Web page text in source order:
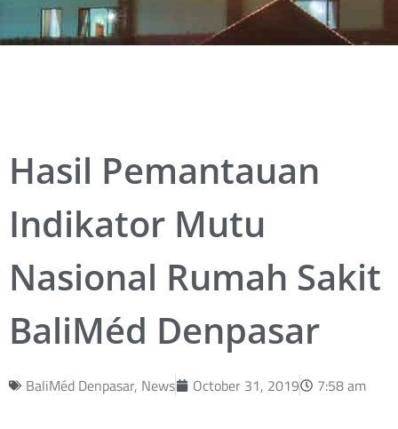
Hasil Pemantauan
Indikator Mutu
Nasional Rumah Sakit
BaliMéd Denpasar
BaliMéd Denpasar, News October 31, 2019 7:58 am